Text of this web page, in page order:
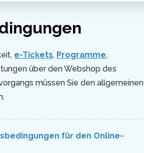
e-Tickets, Programme,
über den Webshop des
müssen Sie den allgemeinen
für den Online-